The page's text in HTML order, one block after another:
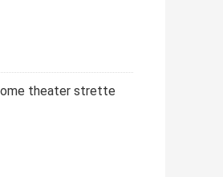
theater strette